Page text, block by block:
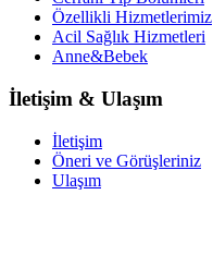
Özellikli Hizmetlerimiz
Acil Sağlık Hizmetleri
Anne&Bebek
İletişim & Ulaşım
İletişim
Öneri ve Görüşleriniz
Ulaşım